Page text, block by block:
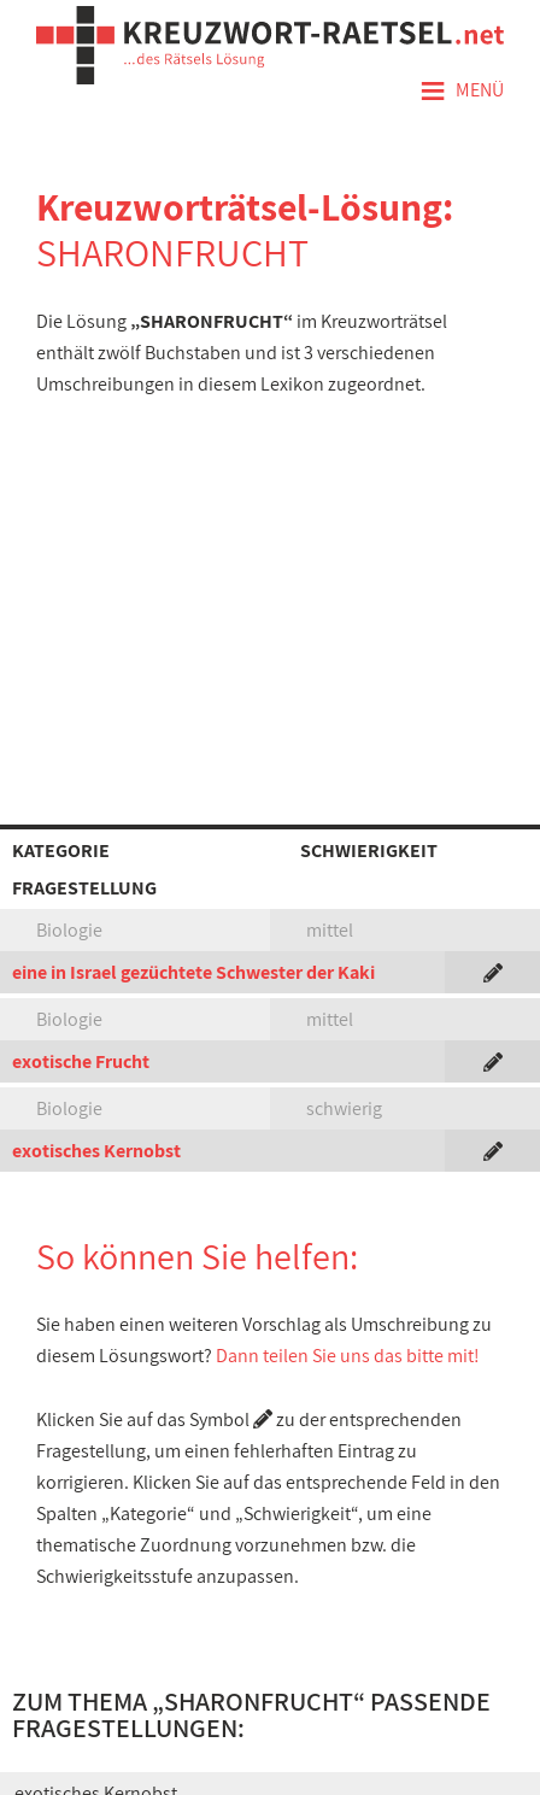
≡ MENÜ
Kreuzworträtsel-Lösung:
SHARONFRUCHT
Die Lösung„SHARONFRUCHT“ im Kreuzworträtsel
enthält zwölf Buchstaben und ist 3 verschiedenen
Umschreibungen in diesem Lexikon zugeordnet.
KATEGORIE
SCHWIERIGKEIT
FRAGESTELLUNG
Biologie
mittel
eine in Israel gezüchtete Schwester der Kaki
Biologie
mittel
exotische Frucht
Biologie
schwierig
exotisches Kernobst
So können Sie helfen:
Sie haben einen weiteren Vorschlag als Umschreibung zu
diesem Lösungswort? Dann teilen Sie uns das bitte mit!
Klicken Sie auf das Symbol
zu der entsprechenden
Fragestellung, um einen fehlerhaften Eintrag zu
korrigieren. Klicken Sie auf das entsprechende Feld in den
Spalten „Kategorie“ und „Schwierigkeit“, um eine
thematische Zuordnung vorzunehmen bzw. die
Schwierigkeitsstufe anzupassen.
ZUM THEMA „SHARONFRUCHT“ PASSENDE
FRAGESTELLUNGEN: